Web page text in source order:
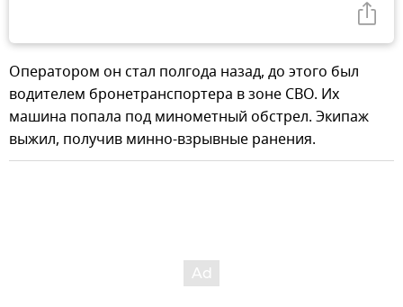
Оператором он стал полгода назад, до этого был
водителем бронетранспортера в зоне СВО. Их
машина попала под минометный обстрел. Экипаж
выжил, получив минно-взрывные ранения.